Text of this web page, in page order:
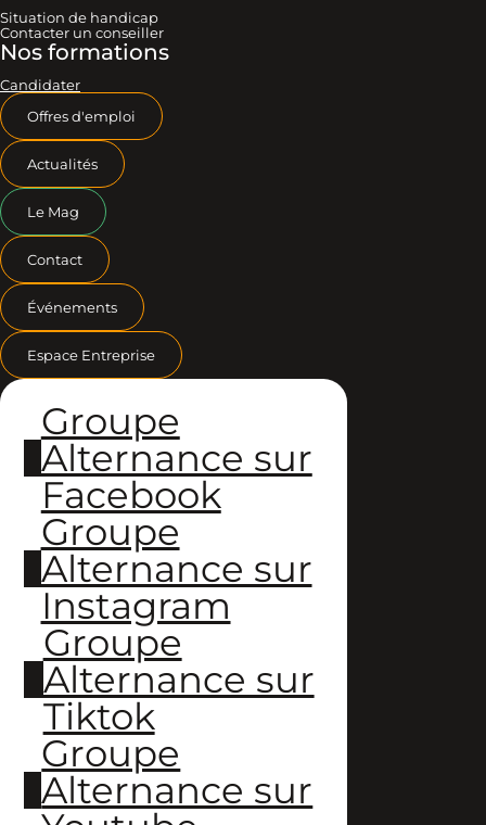
Situation de handicap
Contacter un conseiller
Nos formations
Candidater
Offres d'emploi
Actualités
Le Mag
Contact
Événements
Espace Entreprise
Groupe
Alternance sur
Facebook
Groupe
Alternance sur
Instagram
Groupe
Alternance sur
Tiktok
Groupe
Alternance sur